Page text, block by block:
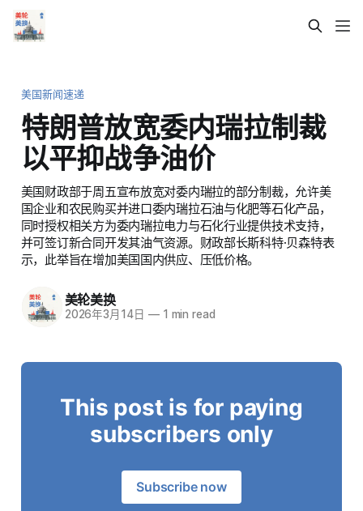
美国新闻速递
特朗普放宽委内瑞拉制裁
以平抑战争油价
美国财政部于周五宣布放宽对委内瑞拉的部分制裁，允许美
国企业和农民购买并进口委内瑞拉石油与化肥等石化产品，
同时授权相关方为委内瑞拉电力与石化行业提供技术支持，
并可签订新合同开发其油气资源。财政部长斯科特·贝森特表
示，此举旨在增加美国国内供应、压低价格。
美轮美换
2026年3月14日 —1 min read
This post is for paying
subscribers only
Subscribe now